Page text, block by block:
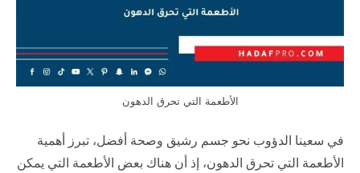
الأطعمة التي تحرق الدهون
في سعينا الدؤوب نحو جسم رشيق وصحة أفضل، تبرز أهمية
الأطعمة التي تحرق الدهون، إذ أن هناك بعض الأطعمة التي يمكن